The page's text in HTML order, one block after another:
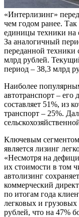
«Интерлизинг»
чем годом ранее.
единицы техники
За аналогичный
переданной техники
млрд рублей.
период – 38,3 млрд
Наиболее
автотранспорт – его
составляет 51%, из
транспорт – 25%.
Ключевым
является лизинг
«Несмотря на
их стоимости в том
автолизинг
коммерческий
по итогам года
легковых и
рублей, что на 47%